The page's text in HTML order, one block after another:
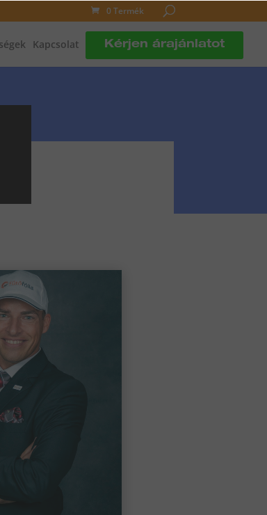
0 Termék
Kapcsolat Kérjen árajánlatot